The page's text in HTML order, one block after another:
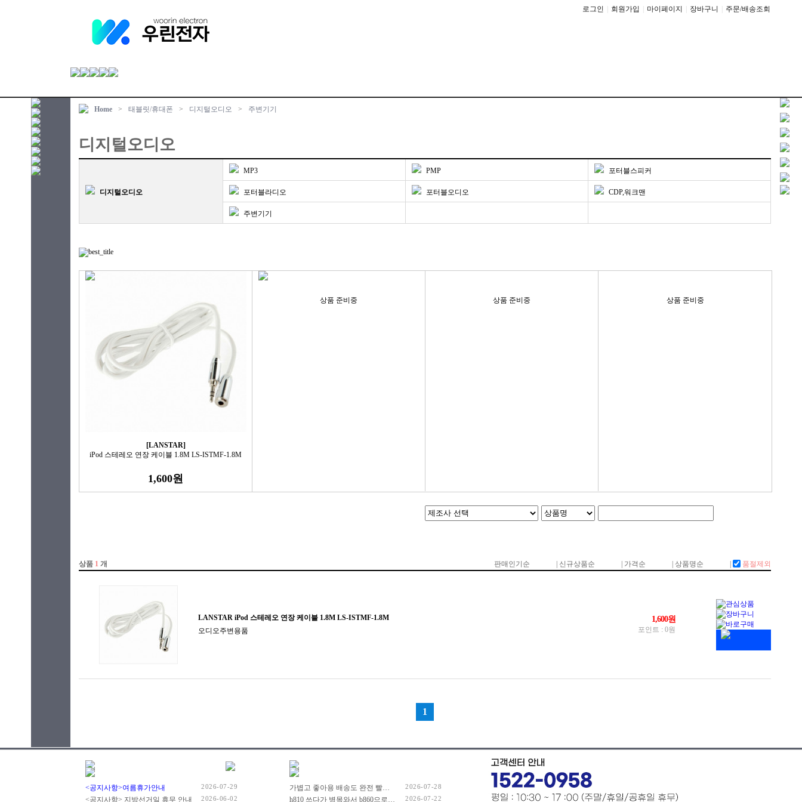
로그인 회원가입 마이페이지 장바구니 주문/배송조회
Home > 태블릿/휴대폰 > 디지털오디오 > 주변기기
디지털오디오
디지털오디오
MP3 PMP 포터블스피커
포터블라디오 포터블오디오 CDP,워크맨
주변기기
[LANSTAR]
iPod 스테레오 연장 케이블 1.8M LS-ISTMF-1.8M
1,600원
상품 준비중 상품 준비중 상품 준비중
<공지사항>여름휴가안내 2026-07-29
<공지사항> 지방선거일 휴무 안내 2026-06-02
가볍고 좋아용 배송도 완전 빨리 해주셔서 잘 쓰고 있습니당 2026-07-28
h810 쓰다가 병목와서 b860으로 넘어왔어요. 제품 좋습니다. 가격도요... 2026-07-22